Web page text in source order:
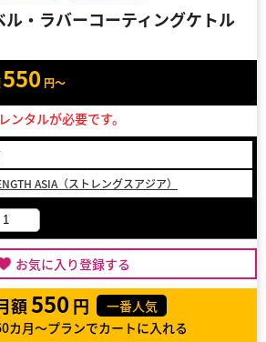
ル・ラバーコーティングケトル
550 円～
ンタルが必要です。
ASIA（ストレングスアジア）
お気に入り登録する
額550 円
一番人気
カ月～プランでカートに入れる